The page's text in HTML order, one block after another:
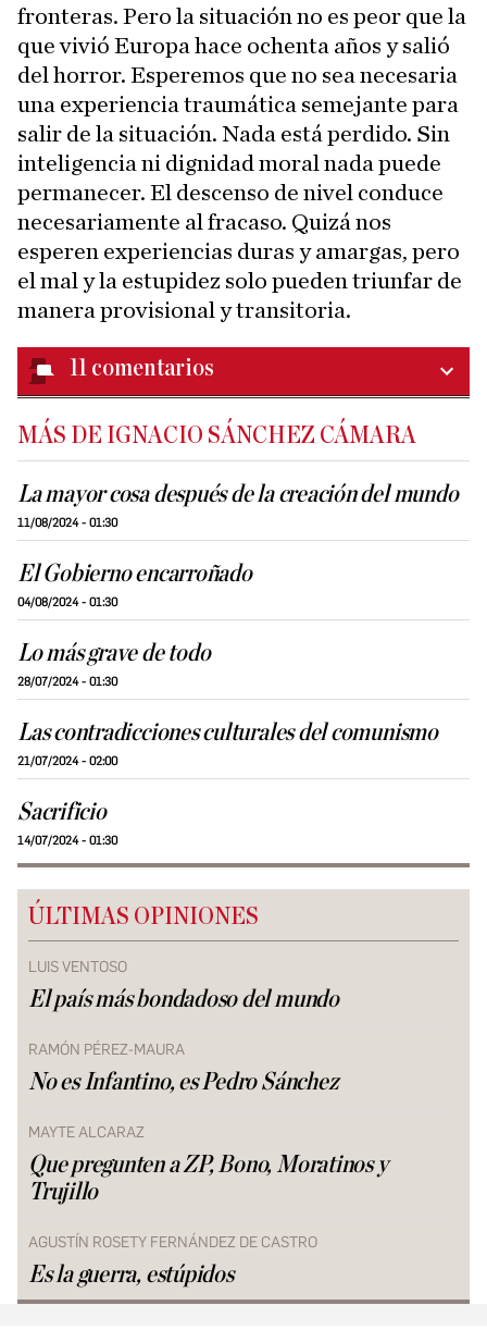
fronteras. Pero la situación no es peor que la
que vivió Europa hace ochenta años y salió
del horror. Esperemos que no sea necesaria
una experiencia traumática semejante para
salir de la situación. Nada está perdido. Sin
inteligencia ni dignidad moral nada puede
permanecer. El descenso de nivel conduce
necesariamente al fracaso. Quizá nos
esperen experiencias duras y amargas, pero
el mal y la estupidez solo pueden triunfar de
manera provisional y transitoria.
11 comentarios
MÁS DE IGNACIO SÁNCHEZ CÁMARA
La mayor cosa después de la creación del mundo
11/08/2024 - 01:30
El Gobierno encarroñado
04/08/2024 - 01:30
Lo más grave de todo
28/07/2024 - 01:30
Las contradicciones culturales del comunismo
21/07/2024 - 02:00
Sacrificio
14/07/2024 - 01:30
ÚLTIMAS OPINIONES
LUIS VENTOSO
El país más bondadoso del mundo
RAMÓN PÉREZ-MAURA
No es Infantino, es Pedro Sánchez
MAYTE ALCARAZ
Que pregunten a ZP, Bono, Moratinos y
Trujillo
AGUSTÍN ROSETY FERNÁNDEZ DE CASTRO
Es la guerra, estúpidos